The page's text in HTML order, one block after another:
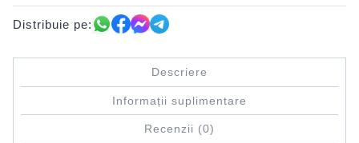
Distribuie pe:
Descriere
Informații suplimentare
Recenzii (0)